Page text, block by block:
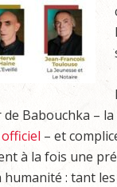
Babouchka –
– et
à la fois une
humanité : tant les